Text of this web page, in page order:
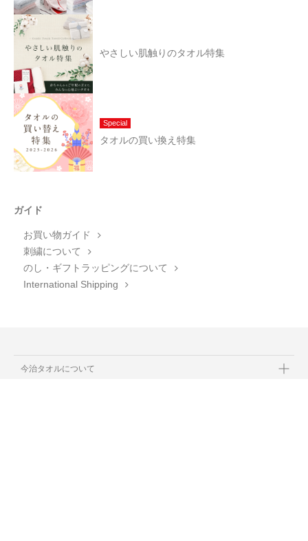
やさしい肌触りのタオル特集
Special
タオルの買い換え特集
ガイド
お買い物ガイド
刺繍について
のし・ギフトラッピングについて
International Shipping
今治タオルについて